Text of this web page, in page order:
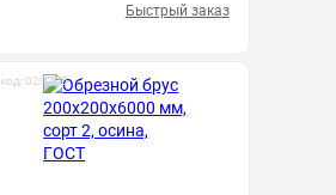
Быстрый заказ
код: 020205